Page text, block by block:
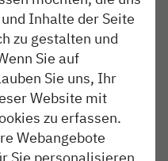
7. Oktober, 4 Uhr:Die
Rendsburg wird
Zugfahrten der Linien
9. Oktober, 4 Uhr:
Kiel und Rendsburg
der Linien RE 74 und
Inhalte der Seite
zu gestalten und
Sie auf
Sie uns, Ihr
Website mit
zu erfassen.
Webangebote